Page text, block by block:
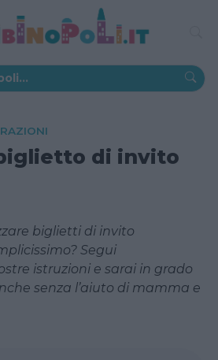
di invito
biglietti di invito
Segui
istruzioni e sarai in grado
senza l’aiuto di mamma e